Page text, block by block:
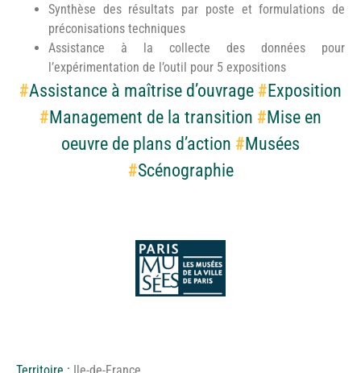
Synthèse des résultats par poste et formulations de
préconisations techniques
Assistance à la collecte des données pour
l’expérimentation de l’outil pour 5 expositions
#Assistance à maîtrise d’ouvrage #Exposition
#Management de la transition #Mise en
oeuvre de plans d’action #Musées
#Scénographie